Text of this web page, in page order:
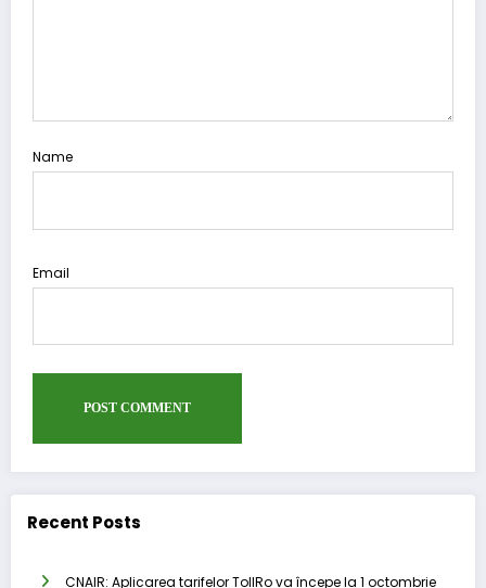
Name
Email
Recent Posts
CNAIR: Aplicarea tarifelor TollRo va începe la 1 octombrie